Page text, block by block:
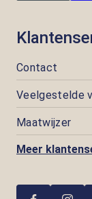
Contact
Veelgestelde
Maatwijzer
Meer